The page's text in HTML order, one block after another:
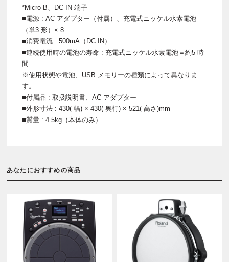
*Micro-B、DC IN 端子
■電源 : AC アダプター（付属）、充電式ニッケル水素電池
（単3 形）× 8
■消費電流 : 500mA（DC IN）
■連続使用時の電池の寿命 : 充電式ニッケル水素電池＝約5 時
間
※使用状態や電池、USB メモリーの種類によって異なりま
す。
■付属品 : 取扱説明書、AC アダプター
■外形寸法 : 430( 幅) × 430( 奥行) × 521( 高さ)mm
■質量 : 4.5kg（本体のみ）
あなたにおすすめの商品